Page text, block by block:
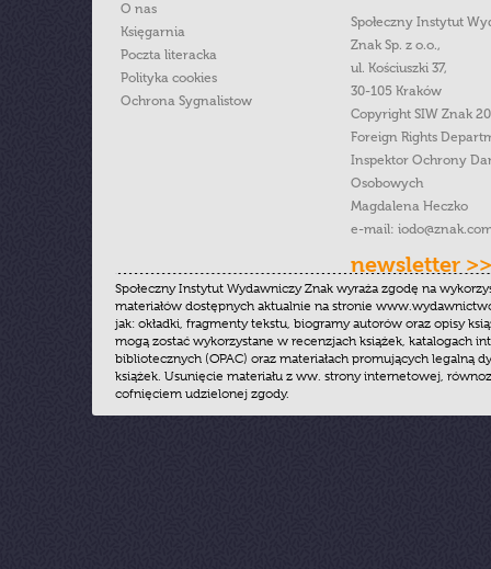
O nas
Księgarnia
Poczta literacka
Polityka cookies
Ochrona Sygnalistow
Społeczny Instytut
Znak Sp. z o.o.,
ul. Kościuszki 37,
30-105 Kraków
Copyright SIW Znak
Foreign Rights
Inspektor Ochrony
Osobowych
Magdalena Heczko
e-mail:
newsletter >>
Społeczny Instytut Wydawniczy Znak wyraża zgodę na
materiałów dostępnych aktualnie na stronie
jak: okładki, fragmenty tekstu, biogramy autorów oraz opisy
mogą zostać wykorzystane w recenzjach książek, katalogach
bibliotecznych (OPAC) oraz materiałach promujących legalną
książek. Usunięcie materiału z ww. strony internetowej,
cofnięciem udzielonej zgody.